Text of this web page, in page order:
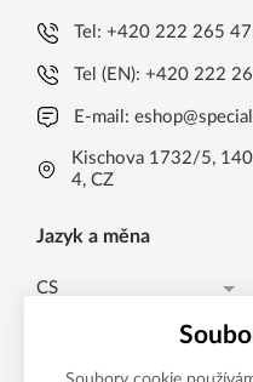
Tel:+420 222 265
Tel (EN):+420 222
E-mail:
Kischova 1732/5,
4, CZ
Jazyk a měna
CS
EN
Česká koruna CZK (Kč)
Česká koruna CZK (Kč)